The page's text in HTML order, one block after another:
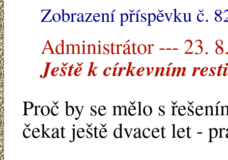
Zobrazení příspěvku č.
Administrátor --- 23.
Ještě k církevním
Proč by se mělo s
čekat ještě dvacet let -